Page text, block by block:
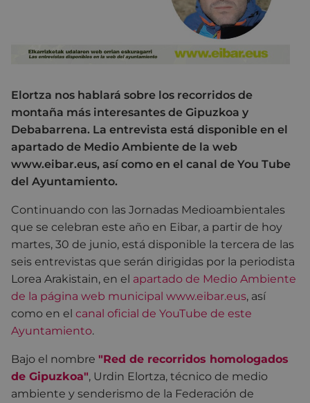
Elortza nos hablará sobre los recorridos de
montaña más interesantes de Gipuzkoa y
Debabarrena. La entrevista está disponible en el
apartado de Medio Ambiente de la web
www.eibar.eus, así como en el canal de You Tube
del Ayuntamiento.
Continuando con las Jornadas Medioambientales
que se celebran este año en Eibar, a partir de hoy
martes, 30 de junio, está disponible la tercera de las
seis entrevistas que serán dirigidas por la periodista
Lorea Arakistain, en el apartado de Medio Ambiente
de la página web municipal www.eibar.eus, así
como en el canal oficial de YouTube de este
Ayuntamiento.
Bajo el nombre "Red de recorridos homologados
de Gipuzkoa", Urdin Elortza, técnico de medio
ambiente y senderismo de la Federación de